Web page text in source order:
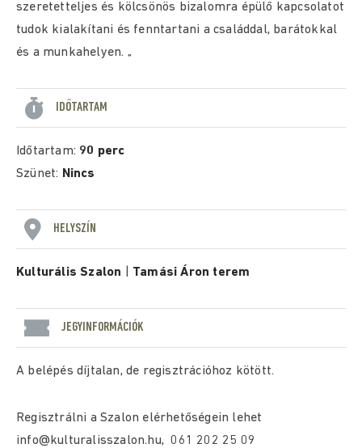
szeretetteljes és kölcsönös bizalomra épülő kapcsolatot
tudok kialakítani és fenntartani a családdal, barátokkal
és a munkahelyen. „
IDŐTARTAM
Időtartam: 90 perc
Szünet: Nincs
HELYSZÍN
Kulturális Szalon Tamási Áron terem
JEGYINFORMÁCIÓK
A belépés díjtalan, de regisztrációhoz kötött.
Regisztrálni a Szalon elérhetőségein lehet
info@kulturalisszalon.hu, 061 202 25 09